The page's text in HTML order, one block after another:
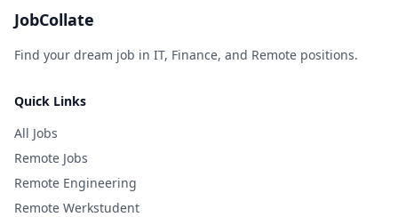
JobCollate
Find your dream job in IT, Finance, and Remote positions.
Quick Links
All Jobs
Remote Jobs
Remote Engineering
Remote Werkstudent